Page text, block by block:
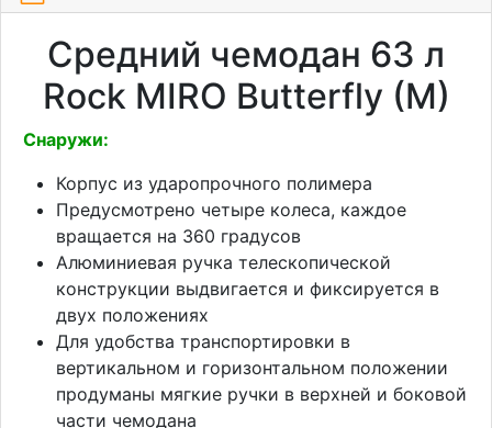
Средний чемодан 63 л
Rock MIRO Butterfly (M)
Снаружи:
Корпус из ударопрочного полимера
Предусмотрено четыре колеса, каждое
вращается на 360 градусов
Алюминиевая ручка телескопической
конструкции выдвигается и фиксируется в
двух положениях
Для удобства транспортировки в
вертикальном и горизонтальном положении
продуманы мягкие ручки в верхней и боковой
части чемодана